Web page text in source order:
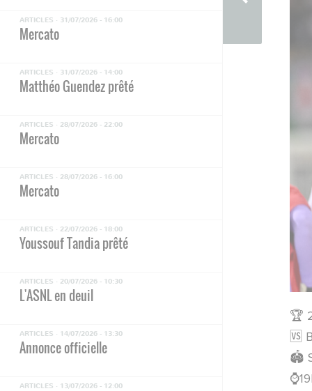
ARTICLES · 31/07/2026 - 16:00
Mercato
ARTICLES · 31/07/2026 - 14:00
Matthéo Guendez prêté
ARTICLES · 28/07/2026 - 22:00
Mercato
ARTICLES · 28/07/2026 - 16:00
Mercato
ARTICLES · 22/07/2026 - 18:00
Youssouf Tandia prêté
ARTICLES · 20/07/2026 - 10:30
L'ASNL en deuil
ARTICLES · 14/07/2026 - 13:30
Annonce officielle
ARTICLES · 13/07/2026 - 12:00
🏆
🆚
🏟️